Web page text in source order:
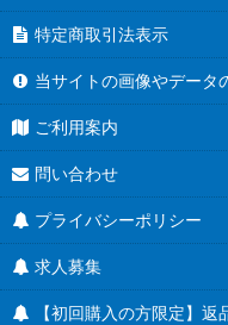
特定商取引法表示
当サイトの画像やデータ
ご利用案内
問い合わせ
プライバシーポリシー
求人募集
【初回購入の方限定】